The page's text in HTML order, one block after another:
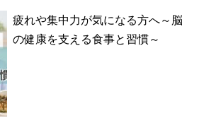
疲れや集中力が気になる方へ～脳
の健康を支える食事と習慣～